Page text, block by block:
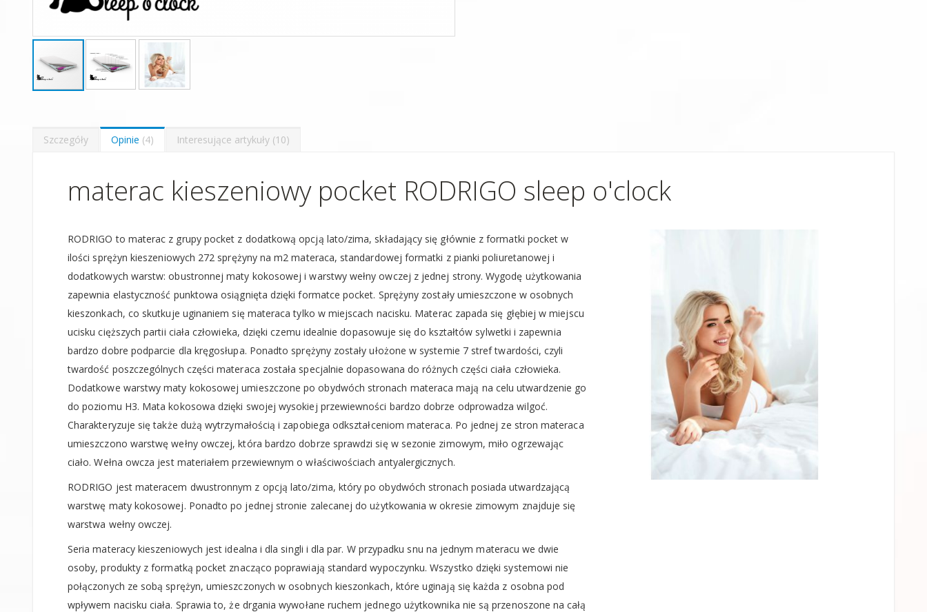
beginning
Szczegóły Opinie 4 Interesujące artykuły 10
materac kieszeniowy pocket RODRIGO sleep o'clock
RODRIGO to materac z grupy pocket z dodatkową opcją lato/zima, składający się głównie z formatki pocket w
ilości sprężyn kieszeniowych 272 sprężyny na m2 materaca, standardowej formatki z pianki poliuretanowej i
dodatkowych warstw: obustronnej maty kokosowej i warstwy wełny owczej z jednej strony. Wygodę użytkowania
zapewnia elastyczność punktowa osiągnięta dzięki formatce pocket. Sprężyny zostały umieszczone w osobnych
kieszonkach, co skutkuje uginaniem się materaca tylko w miejscach nacisku. Materac zapada się głębiej w miejscu
ucisku cięższych partii ciała człowieka, dzięki czemu idealnie dopasowuje się do kształtów sylwetki i zapewnia
bardzo dobre podparcie dla kręgosłupa. Ponadto sprężyny zostały ułożone w systemie 7 stref twardości, czyli
twardość poszczególnych części materaca została specjalnie dopasowana do różnych części ciała człowieka.
Dodatkowe warstwy maty kokosowej umieszczone po obydwóch stronach materaca mają na celu utwardzenie go
do poziomu H3. Mata kokosowa dzięki swojej wysokiej przewiewności bardzo dobrze odprowadza wilgoć.
Charakteryzuje się także dużą wytrzymałością i zapobiega odkształceniom materaca. Po jednej ze stron materaca
umieszczono warstwę wełny owczej, która bardzo dobrze sprawdzi się w sezonie zimowym, miło ogrzewając
ciało. Wełna owcza jest materiałem przewiewnym o właściwościach antyalergicznych.
RODRIGO jest materacem dwustronnym z opcją lato/zima, który po obydwóch stronach posiada utwardzającą
warstwę maty kokosowej. Ponadto po jednej stronie zalecanej do użytkowania w okresie zimowym znajduje się
warstwa wełny owczej.
Seria materacy kieszeniowych jest idealna i dla singli i dla par. W przypadku snu na jednym materacu we dwie
osoby, produkty z formatką pocket znacząco poprawiają standard wypoczynku. Wszystko dzięki systemowi nie
połączonych ze sobą sprężyn, umieszczonych w osobnych kieszonkach, które uginają się każda z osobna pod
wpływem nacisku ciała. Sprawia to, że drgania wywołane ruchem jednego użytkownika nie są przenoszone na całą